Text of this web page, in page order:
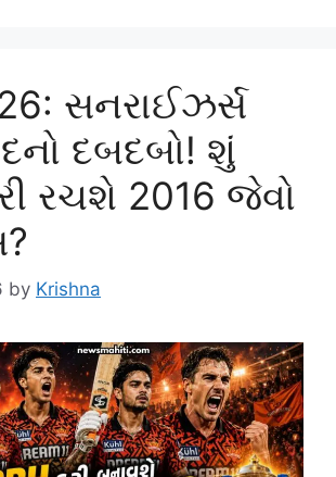
સનરાઈઝર્સ
દબદબો! શું
રચશે 2016 જેવો
by Krishna